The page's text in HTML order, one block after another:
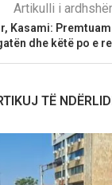
Artikulli i
Kasami:
dhe këtë po e
TË